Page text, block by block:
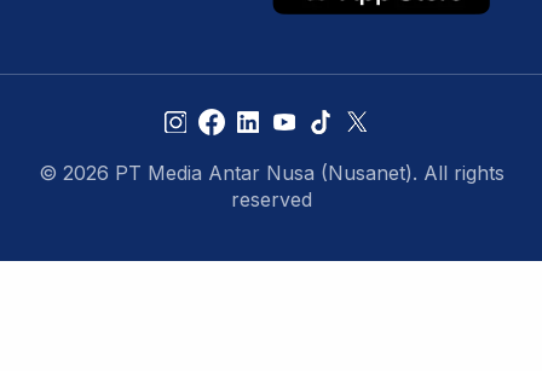
© 2026 PT Media Antar Nusa (Nusanet). All rights
reserved